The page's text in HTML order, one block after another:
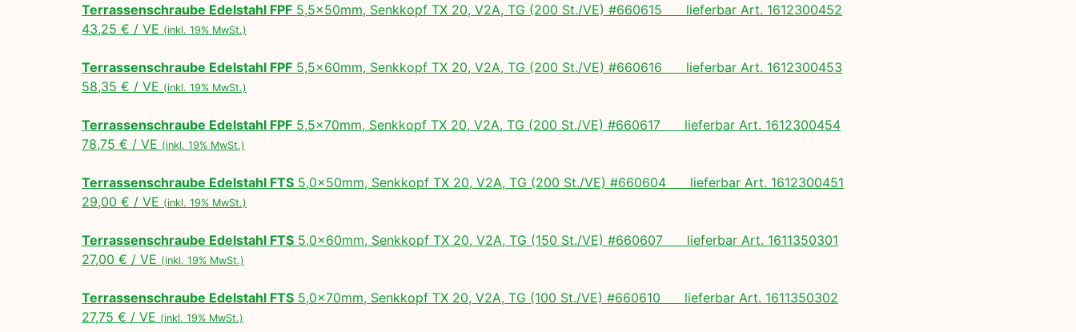
Terrassenschraube Edelstahl FPF 5,5x50mm, Senkkopf TX 20, V2A, TG (200 St./VE) #660615 lieferbar Art. 1612300452
43,25 € / VE (inkl. 19% MwSt.)
Terrassenschraube Edelstahl FPF 5,5x60mm, Senkkopf TX 20, V2A, TG (200 St./VE) #660616 lieferbar Art. 1612300453
58,35 € / VE (inkl. 19% MwSt.)
Terrassenschraube Edelstahl FPF 5,5x70mm, Senkkopf TX 20, V2A, TG (200 St./VE) #660617 lieferbar Art. 1612300454
78,75 € / VE (inkl. 19% MwSt.)
Terrassenschraube Edelstahl FTS 5,0x50mm, Senkkopf TX 20, V2A, TG (200 St./VE) #660604 lieferbar Art. 1612300451
29,00 € / VE (inkl. 19% MwSt.)
Terrassenschraube Edelstahl FTS 5,0x60mm, Senkkopf TX 20, V2A, TG (150 St./VE) #660607 lieferbar Art. 1611350301
27,00 € / VE (inkl. 19% MwSt.)
Terrassenschraube Edelstahl FTS 5,0x70mm, Senkkopf TX 20, V2A, TG (100 St./VE) #660610 lieferbar Art. 1611350302
27,75 € / VE (inkl. 19% MwSt.)